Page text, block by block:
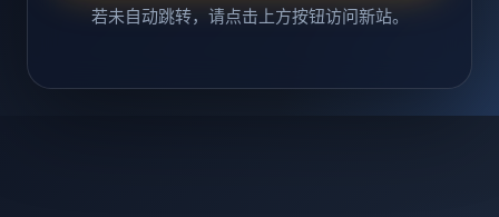
若未自动跳转，请点击上方按钮访问新站。